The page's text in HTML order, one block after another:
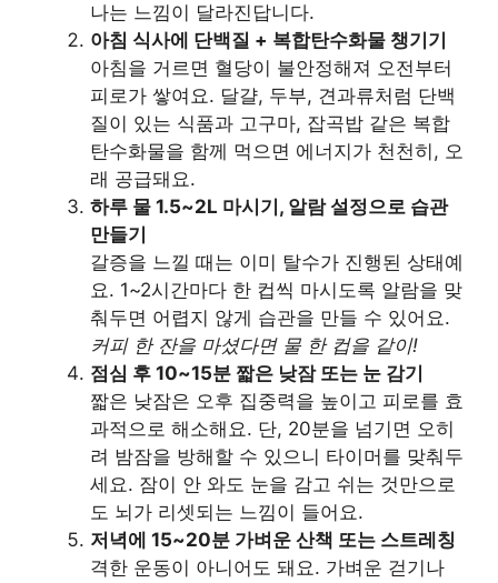
나는 느낌이 달라진답니다.
아침 식사에 단백질 + 복합탄수화물 챙기기
아침을 거르면 혈당이 불안정해져 오전부터
피로가 쌓여요. 달걀, 두부, 견과류처럼 단백
질이 있는 식품과 고구마, 잡곡밥 같은 복합
탄수화물을 함께 먹으면 에너지가 천천히, 오
래 공급돼요.
하루 물 1.5~2L 마시기, 알람 설정으로 습관
만들기
갈증을 느낄 때는 이미 탈수가 진행된 상태예
요. 1~2시간마다 한 컵씩 마시도록 알람을 맞
춰두면 어렵지 않게 습관을 만들 수 있어요.
커피 한 잔을 마셨다면 물 한 컵을 같이!
점심 후 10~15분 짧은 낮잠 또는 눈 감기
짧은 낮잠은 오후 집중력을 높이고 피로를 효
과적으로 해소해요. 단, 20분을 넘기면 오히
려 밤잠을 방해할 수 있으니 타이머를 맞춰두
세요. 잠이 안 와도 눈을 감고 쉬는 것만으로
도 뇌가 리셋되는 느낌이 들어요.
저녁에 15~20분 가벼운 산책 또는 스트레칭
격한 운동이 아니어도 돼요. 가벼운 걷기나